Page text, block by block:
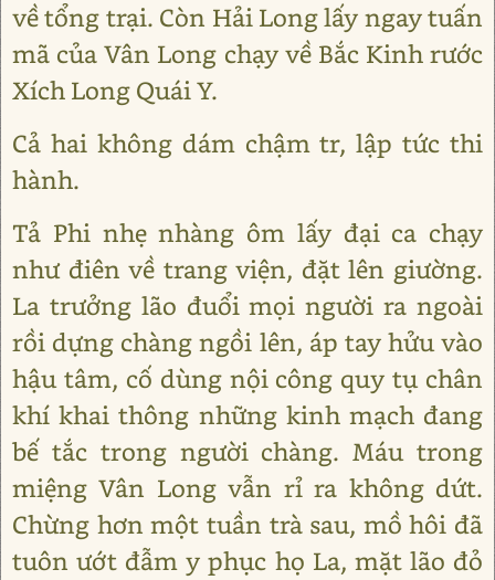
về tổng trại. Còn Hải Long lấy ngay tuấn
mã của Vân Long chạy về Bắc Kinh rước
Xích Long Quái Y.
Cả hai không dám chậm tr, lập tức thi
hành.
Tả Phi nhẹ nhàng ôm lấy đại ca chạy
như điên về trang viện, đặt lên giường.
La trưởng lão đuổi mọi người ra ngoài
rồi dựng chàng ngồi lên, áp tay hửu vào
hậu tâm, cố dùng nội công quy tụ chân
khí khai thông những kinh mạch đang
bế tắc trong người chàng. Máu trong
miệng Vân Long vẫn rỉ ra không dứt.
Chừng hơn một tuần trà sau, mồ hôi đã
tuôn ướt đẫm y phục họ La, mặt lão đỏ